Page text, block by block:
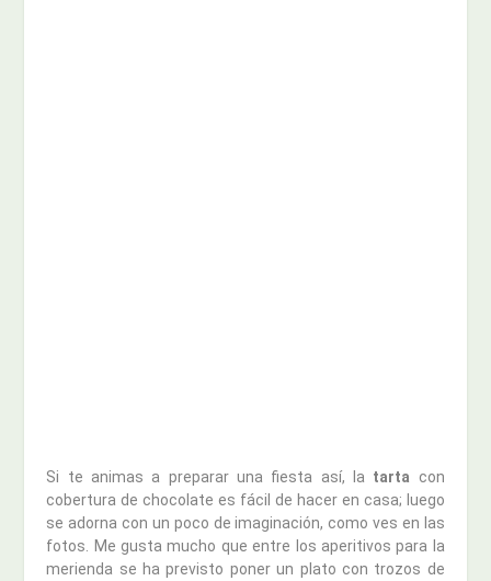
Si te animas a preparar una fiesta así, la tarta con
cobertura de chocolate es fácil de hacer en casa; luego
se adorna con un poco de imaginación, como ves en las
fotos. Me gusta mucho que entre los aperitivos para la
merienda se ha previsto poner un plato con trozos de